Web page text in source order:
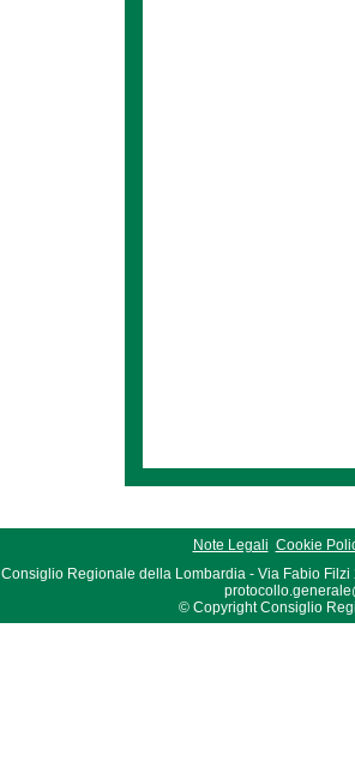
Note Legali Cookie
Consiglio Regionale della Lombardia - Via Fabio Filzi
© Copyright Consiglio